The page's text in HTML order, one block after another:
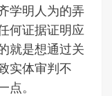
学明人为的弄
何证据证明应
就是想通过关
实体审判不
点。